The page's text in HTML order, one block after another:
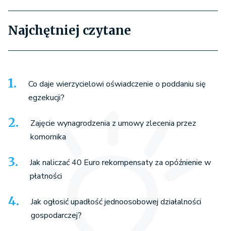
Najchętniej czytane
Co daje wierzycielowi oświadczenie o poddaniu się
egzekucji?
Zajęcie wynagrodzenia z umowy zlecenia przez
komornika
Jak naliczać 40 Euro rekompensaty za opóźnienie w
płatności
Jak ogłosić upadłość jednoosobowej działalności
gospodarczej?